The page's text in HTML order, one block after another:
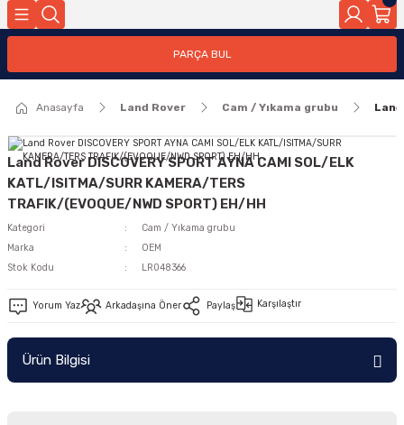
PARÇA BUL
Anasayfa Land Rover Cam / Yıkama grubu Land
Land Rover DISCOVERY SPORT AYNA CAMI SOL/ELK
KATL/ISITMA/SURR KAMERA/TERS
TRAFIK/(EVOQUE/NWD SPORT) EH/HH
Kategori
Cam / Yıkama grubu
Marka
OEM
Stok Kodu
LR048366
Yorum Yaz Arkadaşına Öner Paylaş Karşılaştır
Ürün Bilgisi